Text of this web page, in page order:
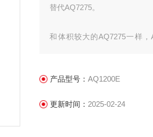
替代AQ7275。
和体积较大的AQ7275一样
只限使用SMF光纤，动态范围
产品型号：AQ1200E
更新时间： 2025-02-24